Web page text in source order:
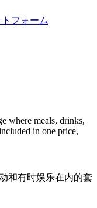
フォーム
where meals, drinks,
in one price,
和有时娱乐在内的套